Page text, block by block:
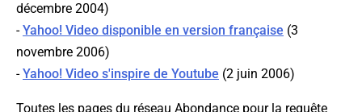
décembre 2004)
-Yahoo! Video disponible en version française (3
novembre 2006)
-Yahoo! Video s'inspire de Youtube (2 juin 2006)
Toutes les pages du réseau Abondance pour la requête